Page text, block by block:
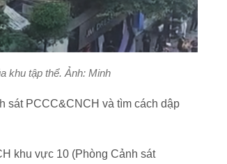
khu tập thể. Ảnh: Minh
PCCC&CNCH và tìm cách dập
khu vực 10 (Phòng Cảnh sát